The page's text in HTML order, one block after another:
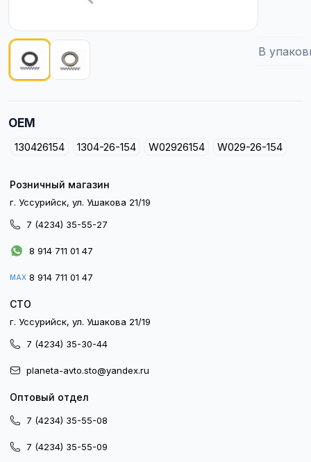
В
OEM
130426154 1304-26-154 W02926154 W029-26-154
Розничный магазин
г. Уссурийск, ул. Ушакова 21/19
7 (4234) 35-55-27
8 914 711 01 47
MAX 8 914 711 01 47
СТО
г. Уссурийск, ул. Ушакова 21/19
7 (4234) 35-30-44
planeta-avto.sto@yandex.ru
Оптовый отдел
7 (4234) 35-55-08
7 (4234) 35-55-09